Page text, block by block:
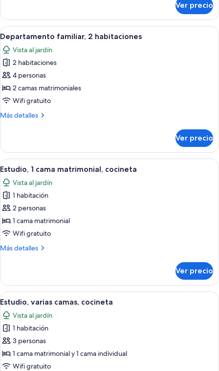
baño
en
la
habitación
doble
clásica,
1
cama
matrimonial,
baño
en
la
habitación
Ver precio
Abrir
todas
las
fotos
de
Departamento
familiar,
habitaciones
Un edificio con techo de tejas rojas,
10
Departamento familiar, 2 habitaciones
Vista al jardín
2 habitaciones
4 personas
2 camas matrimoniales
Wifi gratuito
Más detalles
Más
familiar,
habitaciones
Ver precio
Abrir
todas
las
fotos
de
Estudio,
1
matrimonial,
Una cabaña de madera con un
7
Estudio, 1 cama matrimonial, cocineta
Vista al jardín
1 habitación
2 personas
1 cama matrimonial
Wifi gratuito
Más detalles
Más
1
cama
matrimonial,
cocineta
Ver precio
Abrir
todas
las
fotos
de
Estudio,
varias
Una cabaña de madera con un
6
Estudio, varias camas, cocineta
Vista al jardín
1 habitación
3 personas
1 cama matrimonial y 1 cama individual
Wifi gratuito